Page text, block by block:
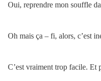
Oui, reprendre mon souffle
Oh mais ça – fi, alors, c’est
C’est vraiment trop facile. Et